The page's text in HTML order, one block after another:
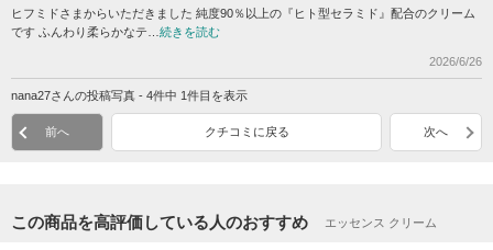
ヒフミドさまからいただきました 純度90％以上の『ヒト型セラミド』配合のクリーム
です ふんわり柔らかなテ… 続きを読む
2026/6/26
nana27さんの投稿写真 - 4件中 1件目を表示
前へ クチコミに戻る 次へ
この商品を高評価している人のおすすめ エッセンス クリーム